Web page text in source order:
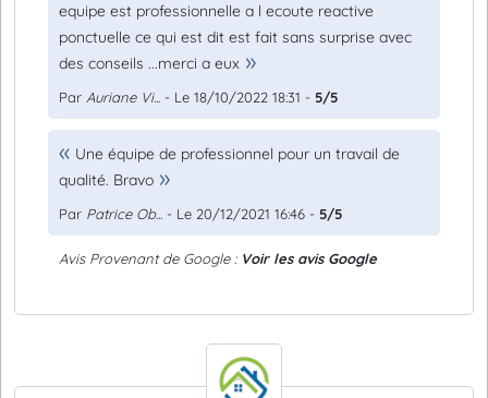
equipe est professionnelle a l ecoute reactive
ponctuelle ce qui est dit est fait sans surprise avec
des conseils ...merci a eux
Par Auriane Vi... - Le 18/10/2022 18:31 - 5/5
Une équipe de professionnel pour un travail de
qualité. Bravo
Par Patrice Ob... - Le 20/12/2021 16:46 - 5/5
Avis Provenant de Google : Voir les avis Google